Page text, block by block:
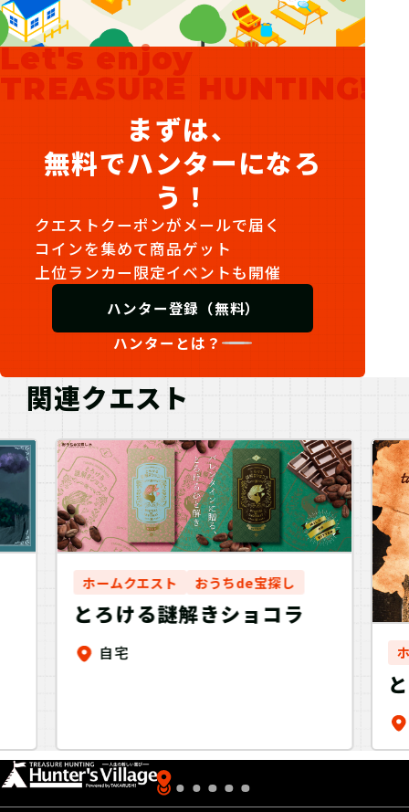
Let's enjoy
TREASURE HUNTING!
まずは、
無料でハンターになろ
う！
クエストクーポンがメールで届く
コインを集めて商品ゲット
上位ランカー限定イベントも開催
ハンター登録（無料）
ハンターとは？
関連クエスト
ホームクエスト おうちde宝探し
とろける謎解きショコラ
自宅